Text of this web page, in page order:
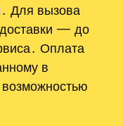
Для вызова
доставки — до
Оплата
в